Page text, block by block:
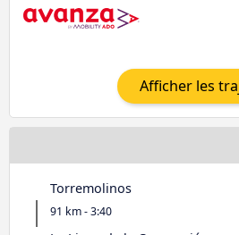
Afficher les
Torremolinos
91 km - 3:40